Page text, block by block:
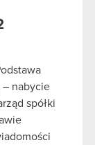
– nabycie
spółki